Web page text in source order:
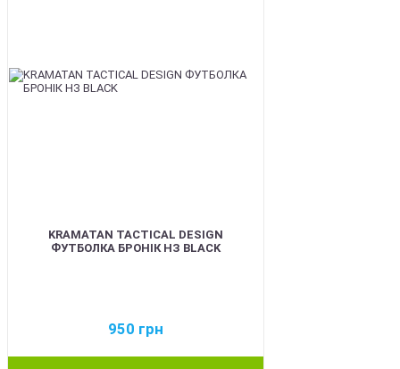
KRAMATAN TACTICAL DESIGN
ФУТБОЛКА БРОНІК НЗ BLACK
950 грн